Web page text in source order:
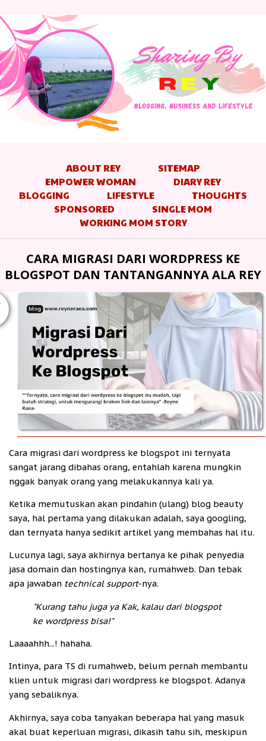
ABOUT REY
SITEMAP
EMPOWER WOMAN
DIARY REY
BLOGGING
LIFESTYLE
THOUGHTS
SPONSORED
SINGLE MOM
WORKING MOM STORY
CARA MIGRASI DARI WORDPRESS KE
BLOGSPOT DAN TANTANGANNYA ALA REY
Cara migrasi dari wordpress ke blogspot ini ternyata
sangat jarang dibahas orang, entahlah karena mungkin
nggak banyak orang yang melakukannya kali ya.
Ketika memutuskan akan pindahin (ulang) blog beauty
saya, hal pertama yang dilakukan adalah, saya googling,
dan ternyata hanya sedikit artikel yang membahas hal itu.
Lucunya lagi, saya akhirnya bertanya ke pihak penyedia
jasa domain dan hostingnya kan, rumahweb. Dan tebak
apa jawaban technical support-nya.
"Kurang tahu juga ya Kak, kalau dari blogspot
ke wordpress bisa!"
Laaaahhh...! hahaha.
Intinya, para TS di rumahweb, belum pernah membantu
klien untuk migrasi dari wordpress ke blogspot. Adanya
yang sebaliknya.
Akhirnya, saya coba tanyakan beberapa hal yang masuk
akal buat keperluan migrasi, dikasih tahu sih, meskipun